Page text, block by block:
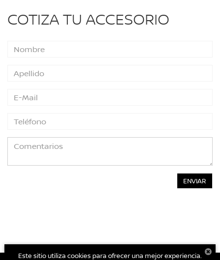
COTIZA TU ACCESORIO
Este sitio utiliza cookies para ofrecer una mejor experiencia.